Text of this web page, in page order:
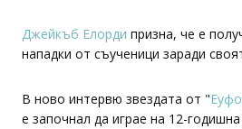
Джейкъб Елорди призна, че e
нападки от съученици заради
В ново интервю звездата от "
е започнал да играе на 12-